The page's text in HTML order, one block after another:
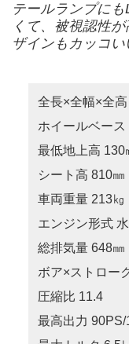
テールランプに
くて、被視認性
ザインもカッコい
全長×全幅×全
ホイールベース
最低地上高 130
シート高 810㎜
車両重量 213㎏
エンジン形式
総排気量 648㎜
ボア×ストロー
圧縮比 11.4
最高出力 90PS/